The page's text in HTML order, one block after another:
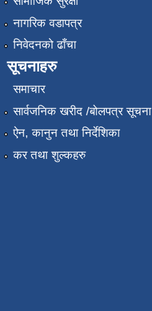
नागरिक वडापत्र
निवेदनको ढाँचा
सूचनाहरु
समाचार
सार्वजनिक खरीद /बोलपत्र सूचना
ऐन, कानुन तथा निर्देशिका
कर तथा शुल्कहरु